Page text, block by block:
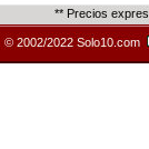
** Precios
© 2002/2022 Solo10.com